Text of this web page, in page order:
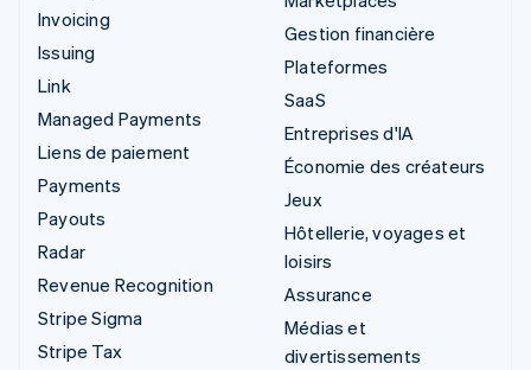
Invoicing
Issuing
Link
Managed Payments
Liens de paiement
Payments
Payouts
Radar
Revenue Recognition
Stripe Sigma
Stripe Tax
Gestion financière
Plateformes
SaaS
Entreprises d'IA
Économie des créateurs
Jeux
Hôtellerie, voyages et
loisirs
Assurance
Médias et
divertissements